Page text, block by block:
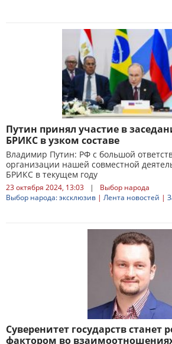
Путин принял участие в
БРИКС в узком составе
Владимир Путин: РФ с большой
организации нашей совместной
БРИКС в текущем году
23 октября 2024, 13:03 |
Выбор народа
Выбор народа: эксклюзив | Лента новостей |
Суверенитет государств
фактором во